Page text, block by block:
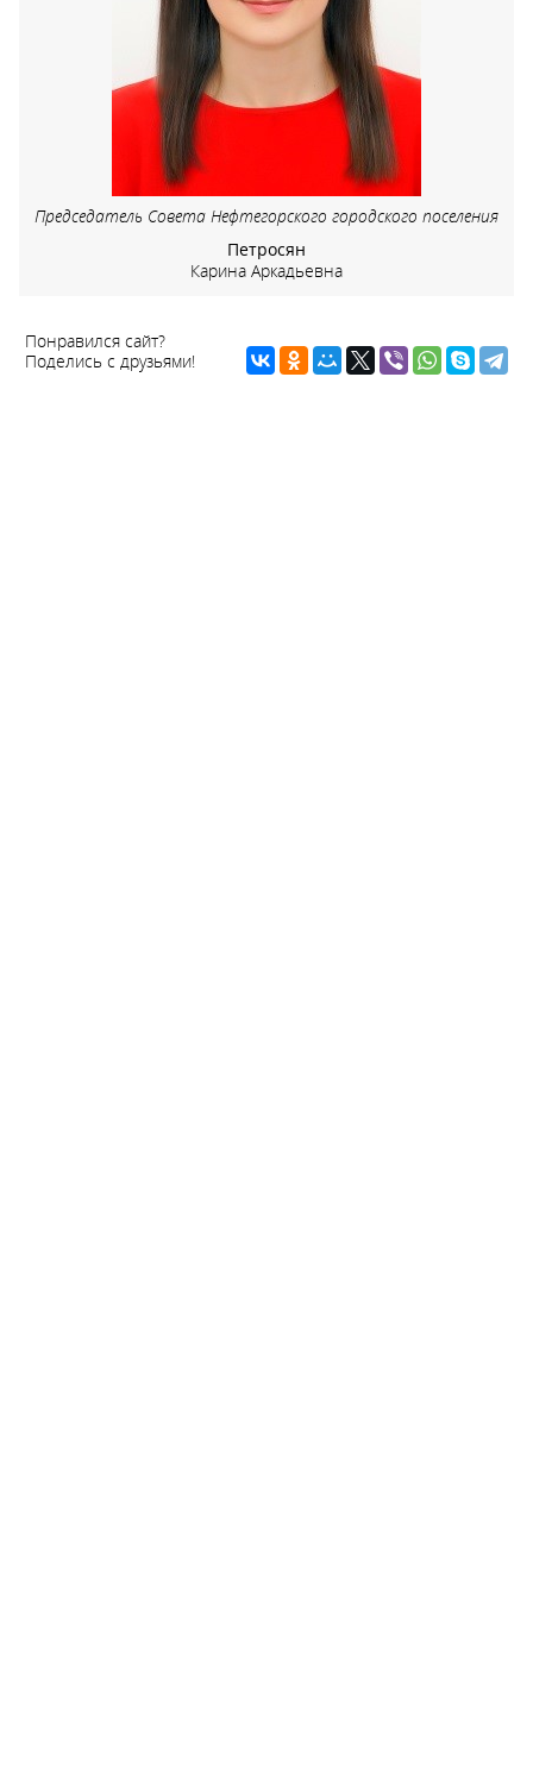
Председатель Совета Нефтегорского городского поселения
Петросян
Карина Аркадьевна
Понравился сайт?
Поделись с друзьями!